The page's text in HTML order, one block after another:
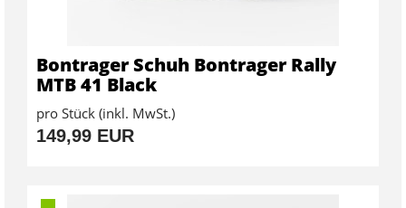
Bontrager Schuh Bontrager Rally
MTB 41 Black
pro Stück (inkl. MwSt.)
149,99 EUR